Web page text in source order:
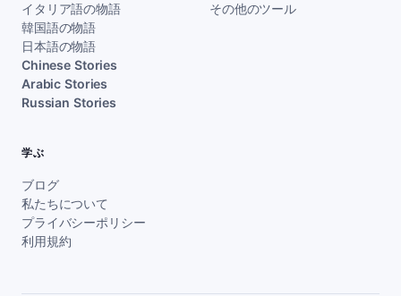
イタリア語の物語
韓国語の物語
日本語の物語
Chinese Stories
Arabic Stories
Russian Stories
その他のツール
学ぶ
ブログ
私たちについて
プライバシーポリシー
利用規約